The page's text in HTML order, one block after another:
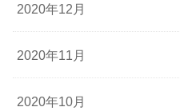
2020年12月
2020年11月
2020年10月